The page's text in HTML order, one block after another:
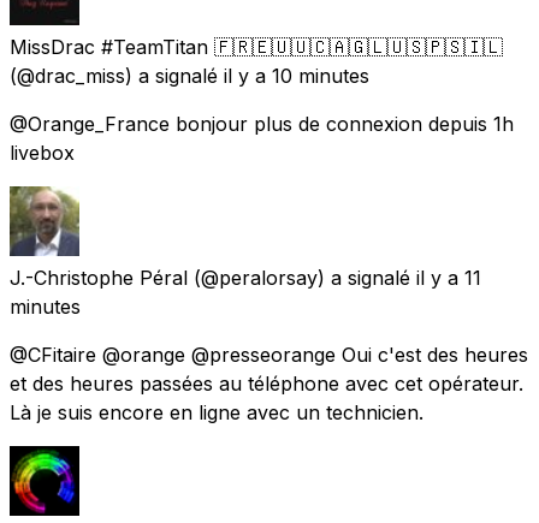
MissDrac #TeamTitan 🇫🇷🇪🇺🇺🇨🇦🇬🇱🇺🇸🇵🇸🇮🇱
(@drac_miss) a signalé il y a 10 minutes
@Orange_France bonjour plus de connexion depuis 1h
livebox
J.-Christophe Péral (@peralorsay) a signalé il y a 11
minutes
@CFitaire @orange @presseorange Oui c'est des heures
et des heures passées au téléphone avec cet opérateur.
Là je suis encore en ligne avec un technicien.